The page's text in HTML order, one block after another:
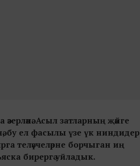
Асыл затларның җәйге
бу ел фасылы үзе үк ниндидер
теләүчеләрне борчыган иң
бирергә уйладык.